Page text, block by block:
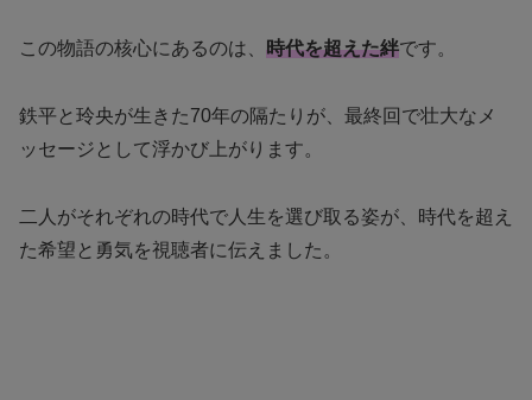
この物語の核心にあるのは、 時代を超えた絆です。
鉄平と玲央が生きた70年の隔たりが、最終回で壮大なメ
ッセージとして浮かび上がります。
二人がそれぞれの時代で人生を選び取る姿が、時代を超え
た希望と勇気を視聴者に伝えました。